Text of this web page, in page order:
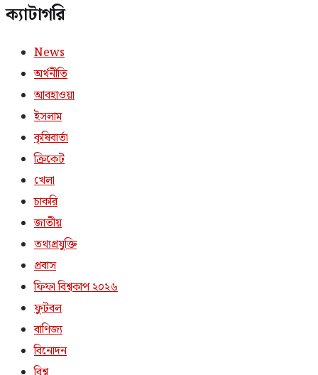
ক্যাটাগরি
News
অর্থনীতি
আবহাওয়া
ইসলাম
কৃষিবার্তা
ক্রিকেট
খেলা
চাকরি
জাতীয়
তথ্যপ্রযুক্তি
প্রবাস
ফিফা বিশ্বকাপ ২০২৬
ফুটবল
বাণিজ্য
বিনোদন